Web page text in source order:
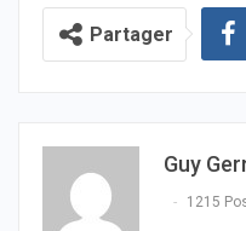
Partager
Guy
1215